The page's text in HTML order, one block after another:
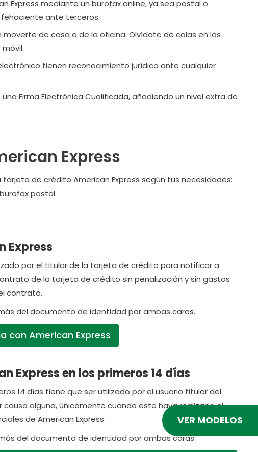
Express mediante un burofax online, ya sea postal o
ante terceros.
de casa o de la oficina. Olvídate de colas en las
tienen reconocimiento jurídico ante cualquier
Firma Electrónica Cualificada, añadiendo un nivel extra de
Express
de crédito American Express según tus necesidades:
postal.
Express
por el titular de la tarjeta de crédito para notificar a
de la tarjeta de crédito sin penalización y sin gastos
contrato.
del documento de identidad por ambas caras.
con American Express
Express en los primeros 14 días
14 días tiene que ser utilizado por el usuario titular del
alguna, únicamente cuando este haya realizado el
de American Express.
del documento de identidad por ambas caras.
VER MODELOS